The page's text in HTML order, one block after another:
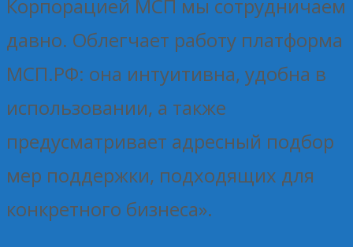
Корпорацией МСП мы сотрудничаем
давно. Облегчает работу платформа
МСП.РФ: она интуитивна, удобна в
использовании, а также
предусматривает адресный подбор
мер поддержки, подходящих для
конкретного бизнеса».